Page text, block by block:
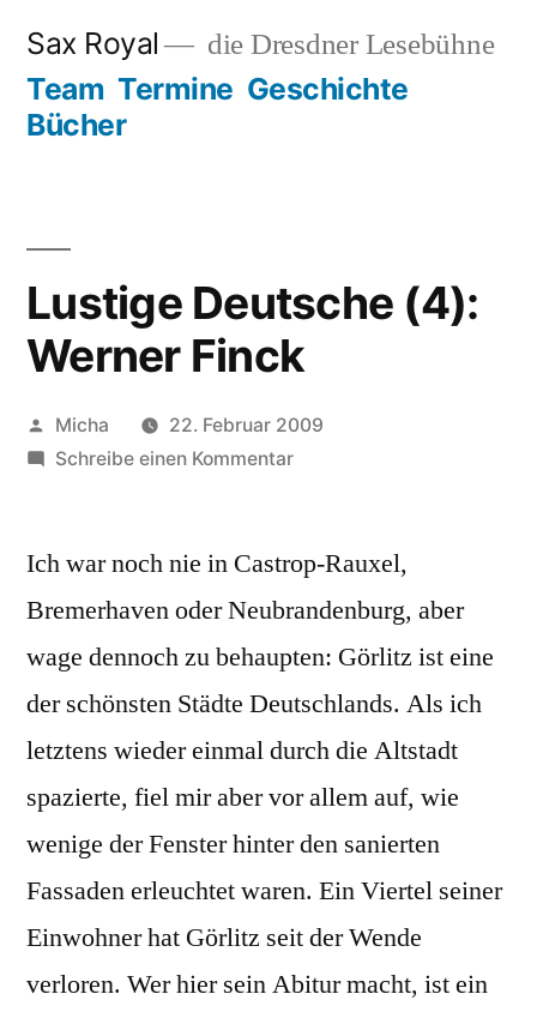
springen
Sax Royal die Dresdner Lesebühne
Team Termine Geschichte
Bücher
Lustige Deutsche (4):
Werner Finck
Veröffentlicht
von
Micha
22. Februar 2009
Schreibe einen Kommentarzu
(4):
Finck
Ich war noch nie in Castrop-Rauxel,
Bremerhaven oder Neubrandenburg, aber
wage dennoch zu behaupten: Görlitz ist eine
der schönsten Städte Deutschlands. Als ich
letztens wieder einmal durch die Altstadt
spazierte, fiel mir aber vor allem auf, wie
wenige der Fenster hinter den sanierten
Fassaden erleuchtet waren. Ein Viertel seiner
Einwohner hat Görlitz seit der Wende
verloren. Wer hier sein Abitur macht, ist ein